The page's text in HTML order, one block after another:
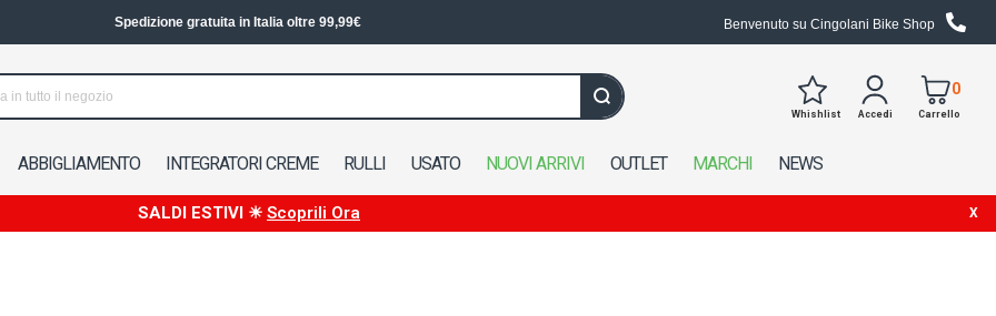
Spedizione in 24/48h in Italia Benvenuto su Cingolani Bike Shop
Accedi
Whishlist
0
Carrello
ABBIGLIAMENTO INTEGRATORI CREME RULLI USATO NUOVI ARRIVI OUTLET MARCHI NEWS
SALDI ESTIVI ☀ Scoprili Ora